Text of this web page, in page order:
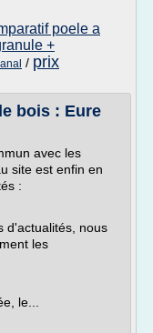
poele a
+
/ prix
bois : Eure
avec les
site est enfin en
:
d'actualités, nous
les
le...